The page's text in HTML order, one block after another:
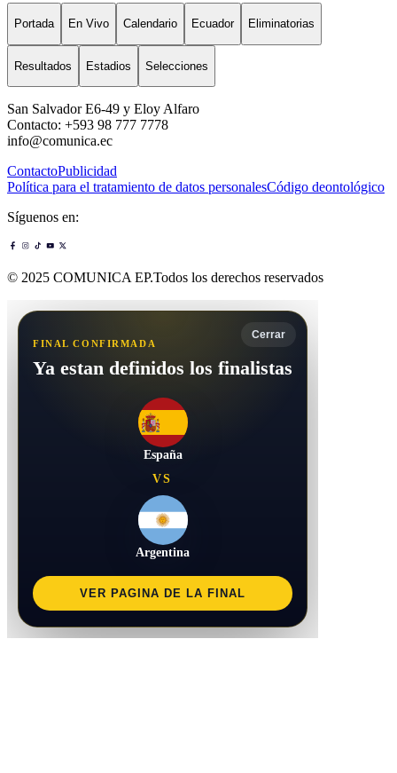
Portada En Vivo Calendario Ecuador Eliminatorias
Resultados Estadios Selecciones
San Salvador E6-49 y Eloy Alfaro
Contacto: +593 98 777 7778
info@comunica.ec
ContactoPublicidad
Política para el tratamiento de datos personalesCódigo deontológico
Síguenos en:
© 2025 COMUNICA EP.Todos los derechos reservados
Cerrar
FINAL CONFIRMADA
Ya estan definidos los finalistas
España
VS
Argentina
VER PAGINA DE LA FINAL